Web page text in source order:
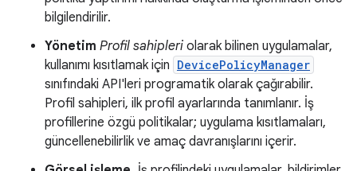
bilgilendirilir.
Yönetim Profil sahipleri olarak bilinen uygulamalar,
kullanımı kısıtlamak için DevicePolicyManager
sınıfındaki API'leri programatik olarak çağırabilir.
Profil sahipleri, ilk profil ayarlarında tanımlanır. İş
profillerine özgü politikalar; uygulama kısıtlamaları,
güncellenebilirlik ve amaç davranışlarını içerir.